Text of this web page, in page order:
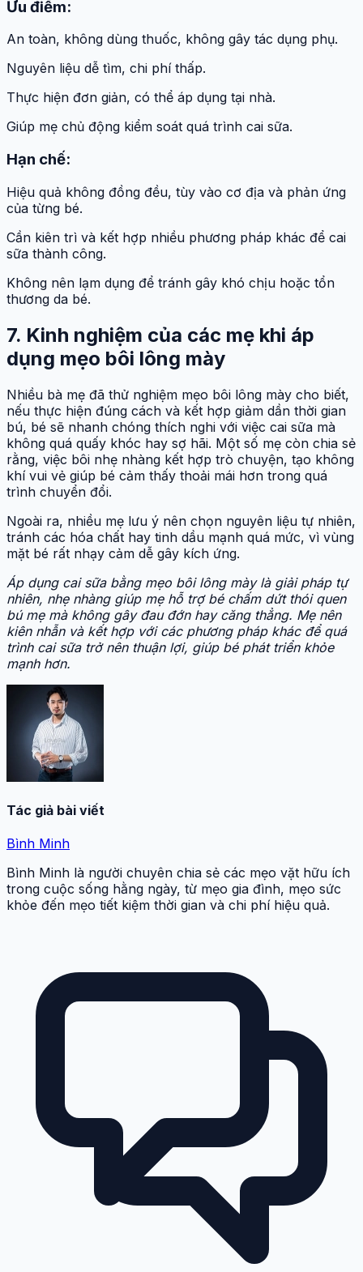
Ưu điểm:
An toàn, không dùng thuốc, không gây tác dụng phụ.
Nguyên liệu dễ tìm, chi phí thấp.
Thực hiện đơn giản, có thể áp dụng tại nhà.
Giúp mẹ chủ động kiểm soát quá trình cai sữa.
Hạn chế:
Hiệu quả không đồng đều, tùy vào cơ địa và phản ứng
của từng bé.
Cần kiên trì và kết hợp nhiều phương pháp khác để cai
sữa thành công.
Không nên lạm dụng để tránh gây khó chịu hoặc tổn
thương da bé.
7. Kinh nghiệm của các mẹ khi áp
dụng mẹo bôi lông mày
Nhiều bà mẹ đã thử nghiệm mẹo bôi lông mày cho biết,
nếu thực hiện đúng cách và kết hợp giảm dần thời gian
bú, bé sẽ nhanh chóng thích nghi với việc cai sữa mà
không quá quấy khóc hay sợ hãi. Một số mẹ còn chia sẻ
rằng, việc bôi nhẹ nhàng kết hợp trò chuyện, tạo không
khí vui vẻ giúp bé cảm thấy thoải mái hơn trong quá
trình chuyển đổi.
Ngoài ra, nhiều mẹ lưu ý nên chọn nguyên liệu tự nhiên,
tránh các hóa chất hay tinh dầu mạnh quá mức, vì vùng
mặt bé rất nhạy cảm dễ gây kích ứng.
Áp dụng cai sữa bằng mẹo bôi lông mày là giải pháp tự
nhiên, nhẹ nhàng giúp mẹ hỗ trợ bé chấm dứt thói quen
bú mẹ mà không gây đau đớn hay căng thẳng. Mẹ nên
kiên nhẫn và kết hợp với các phương pháp khác để quá
trình cai sữa trở nên thuận lợi, giúp bé phát triển khỏe
mạnh hơn.
Tác giả bài viết
Bình Minh
Bình Minh là người chuyên chia sẻ các mẹo vặt hữu ích
trong cuộc sống hằng ngày, từ mẹo gia đình, mẹo sức
khỏe đến mẹo tiết kiệm thời gian và chi phí hiệu quả.